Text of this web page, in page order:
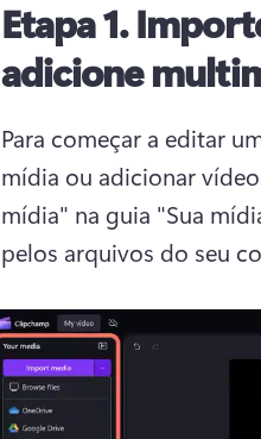
Etapa 1.
adicione
Para começar a editar
mídia ou adicionar
mídia" na guia "Sua
pelos arquivos do seu